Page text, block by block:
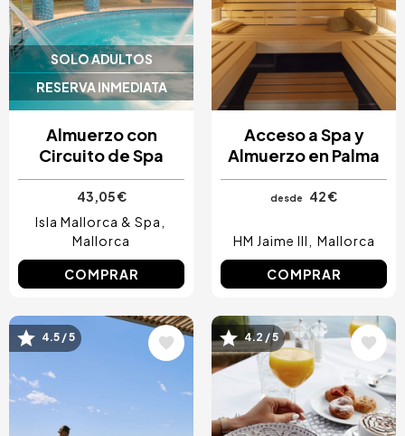
SOLO ADULTOS
RESERVA INMEDIATA
Almuerzo con
Circuito de Spa
43,05 €
Isla Mallorca & Spa
Mallorca
COMPRAR
Acceso a Spa y
Almuerzo en Palma
desde 42 €
HM Jaime III Mallorca
COMPRAR
Image
4.5 / 5 Image
4.2 / 5